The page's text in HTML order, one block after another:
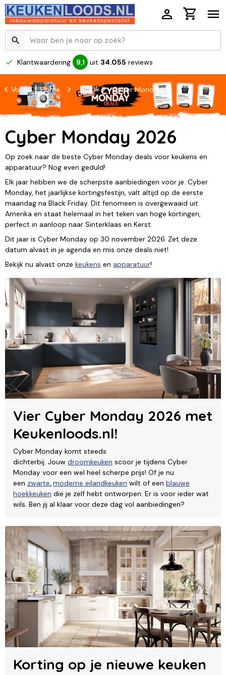
Klantwaardering 9,1 uit 34.055 reviews
Vorige Home Cyber Monday
Cyber Monday 2026
Op zoek naar de beste Cyber Monday deals voor keukens en
apparatuur? Nog even geduld!
Elk jaar hebben we de scherpste aanbiedingen voor je. Cyber
Monday, het jaarlijkse kortingsfestijn, valt altijd op de eerste
maandag na Black Friday. Dit fenomeen is overgewaaid uit
Amerika en staat helemaal in het teken van hoge kortingen,
perfect in aanloop naar Sinterklaas en Kerst.
Dit jaar is Cyber Monday op 30 november 2026. Zet deze
datum alvast in je agenda en mis onze deals niet!
Bekijk nu alvast onze keukens en apparatuur!
Vier Cyber Monday 2026 met
Keukenloods.nl!
Cyber Monday komt steeds
dichterbij. Jouw droomkeuken scoor je tijdens Cyber
Monday voor een wel heel scherpe prijs! Of je nu
een zwarte,moderne eilandkeuken wilt of een blauwe
hoekkeuken die je zelf hebt ontworpen: Er is voor ieder wat
wils. Ben jij al klaar voor deze dag vol aanbiedingen?
Korting op je nieuwe keuken